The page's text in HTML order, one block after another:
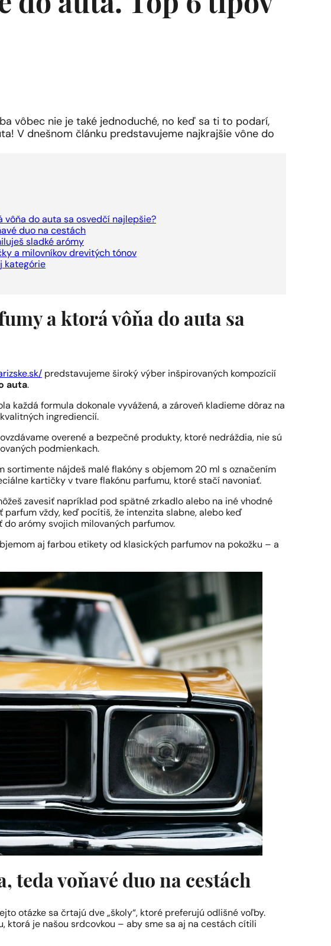
do auta. Top 6 tipov
vôbec nie je také jednoduché, no keď sa ti to podarí,
V dnešnom článku predstavujeme najkrajšie vône do
vôňa do auta sa osvedčí najlepšie?
duo na cestách
sladké arómy
a milovníkov drevitých tónov
kategórie
a ktorá vôňa do auta sa
predstavujeme široký výber inšpirovaných kompozícií
auta.
každá formula dokonale vyvážená, a zároveň kladieme dôraz na
ingrediencií.
overené a bezpečné produkty, ktoré nedráždia, nie sú
podmienkach.
sortimente nájdeš malé flakóny s objemom 20 ml s označením
kartičky v tvare flakónu parfumu, ktoré stačí navoniať.
zavesiť napríklad pod spätné zrkadlo alebo na iné vhodné
parfum vždy, keď pocítiš, že intenzita slabne, alebo keď
arómy svojich milovaných parfumov.
aj farbou etikety od klasických parfumov na pokožku – a
teda voňavé duo na cestách
otázke sa črtajú dve „školy“, ktoré preferujú odlišné voľby.
ktorá je našou srdcovkou – aby sme sa aj na cestách cítili